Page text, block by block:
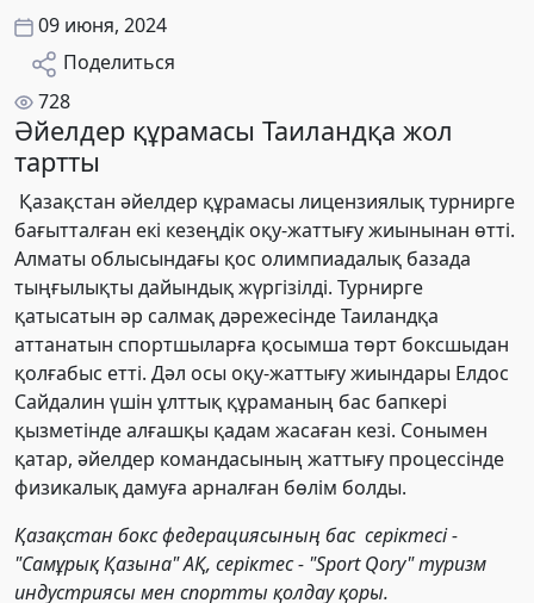
09 июня, 2024
Поделиться
728
Әйелдер құрамасы Таиландқа жол
тартты
Қазақстан әйелдер құрамасы лицензиялық турнирге
бағытталған екі кезеңдік оқу-жаттығу жиынынан өтті.
Алматы облысындағы қос олимпиадалық базада
тыңғылықты дайындық жүргізілді. Турнирге
қатысатын әр салмақ дәрежесінде Таиландқа
аттанатын спортшыларға қосымша төрт боксшыдан
қолғабыс етті. Дәл осы оқу-жаттығу жиындары Елдос
Сайдалин үшін ұлттық құраманың бас бапкері
қызметінде алғашқы қадам жасаған кезі. Сонымен
қатар, әйелдер командасының жаттығу процессінде
физикалық дамуға арналған бөлім болды.
Қазақстан бокс федерациясының бас серіктесі -
"Самұрық Қазына" АҚ, серіктес - "Sport Qory" туризм
индустриясы мен спортты қолдау қоры.